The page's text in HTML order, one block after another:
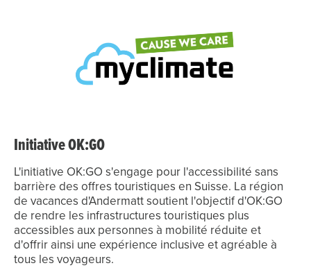
Initiative OK:GO
L'initiative OK:GO s'engage pour l'accessibilité sans
barrière des offres touristiques en Suisse. La région
de vacances d'Andermatt soutient l'objectif d'OK:GO
de rendre les infrastructures touristiques plus
accessibles aux personnes à mobilité réduite et
d'offrir ainsi une expérience inclusive et agréable à
tous les voyageurs.